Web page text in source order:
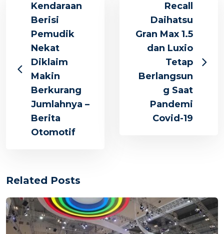
Kendaraan
Berisi
Pemudik
Nekat
Diklaim
Makin
Berkurang
Jumlahnya –
Berita
Otomotif
Recall
Daihatsu
Gran Max 1.5
dan Luxio
Tetap
Berlangsun
g Saat
Pandemi
Covid-19
Related Posts